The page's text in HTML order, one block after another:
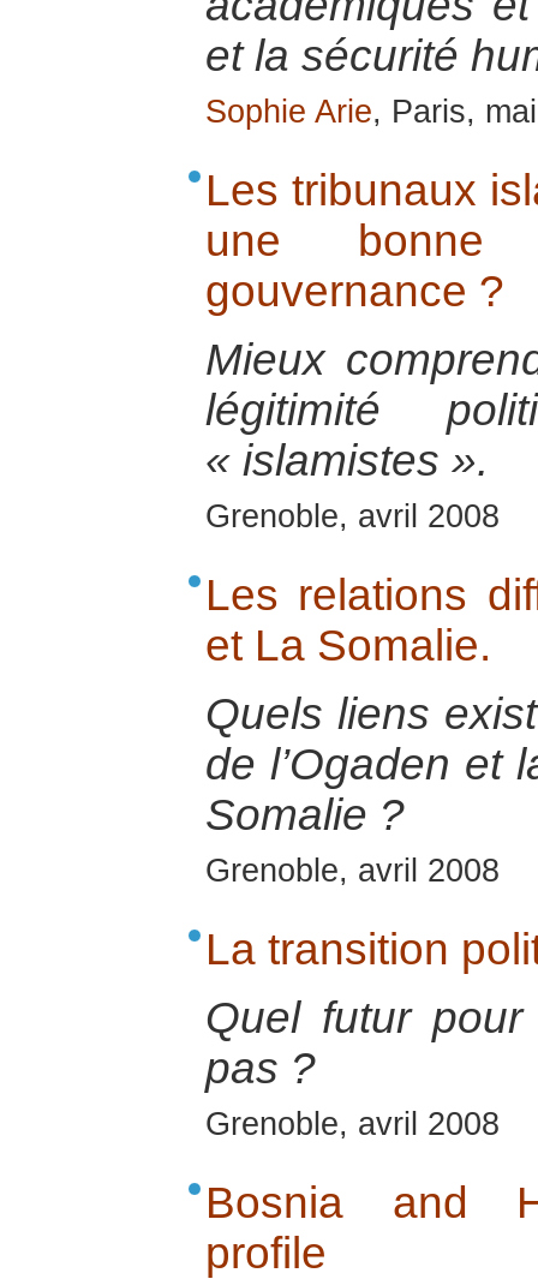
et la sécurité
Sophie Arie, Paris,
Les tribunaux
une
gouvernance ?
Mieux
légitimité
« islamistes ».
Grenoble, avril 2008
Les relations
et La Somalie.
Quels liens
de l’Ogaden et
Somalie ?
Grenoble, avril 2008
La transition
Quel futur
pas ?
Grenoble, avril 2008
Bosnia and
profile